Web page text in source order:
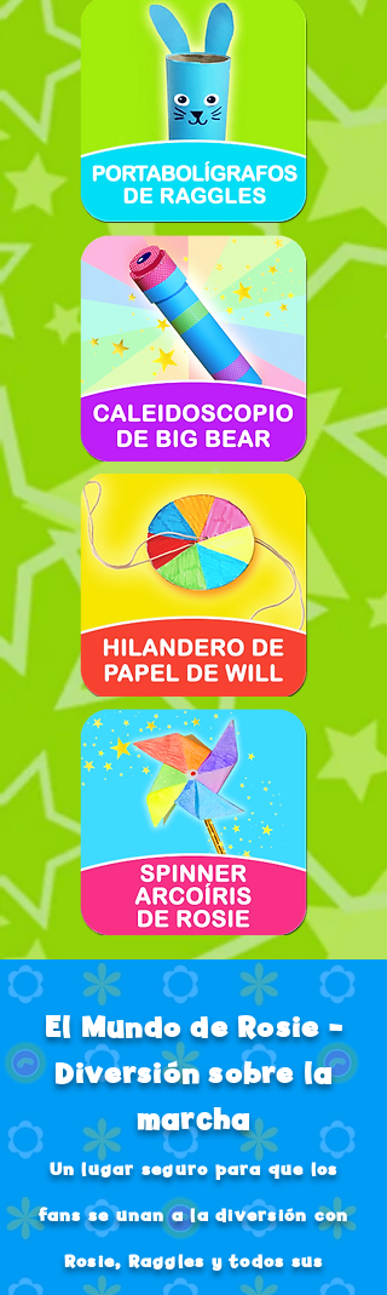
El Mundo de Rosie -
Diversión sobre la
marcha
Un lugar seguro para que los
fans se unan a la diversión con
Rosie, Raggles y todos sus